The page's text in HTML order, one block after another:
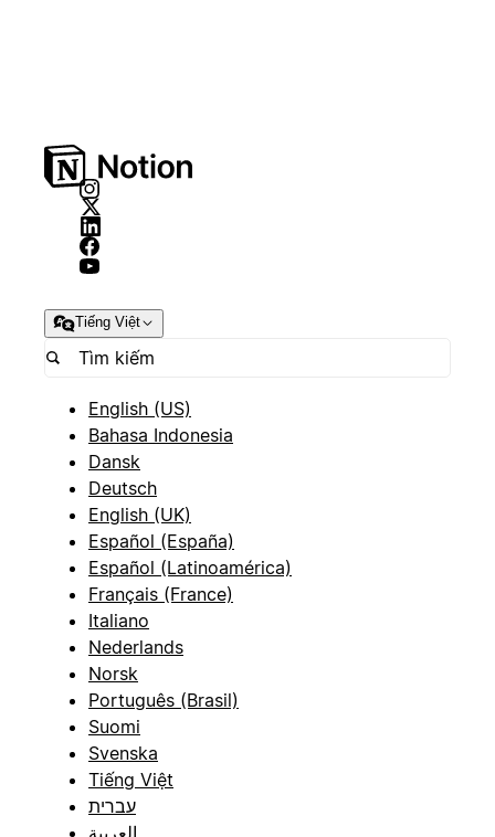
Tiếng Việt
English (US)
Bahasa Indonesia
Dansk
Deutsch
English (UK)
Español (España)
Español (Latinoamérica)
Français (France)
Italiano
Nederlands
Norsk
Português (Brasil)
Suomi
Svenska
Tiếng Việt
עברית
العربية